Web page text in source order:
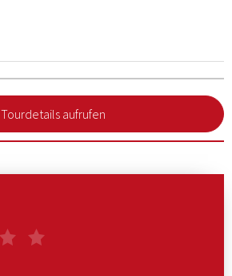
Tourdetails aufrufen